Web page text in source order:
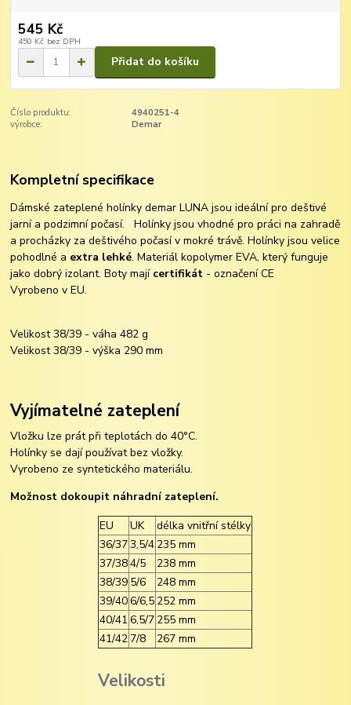
545 Kč
450 Kč bez DPH
Přidat do košíku
Číslo produktu:
4940251-4
výrobce:
Demar
Kompletní specifikace
Dámské zateplené holínky demar LUNA jsou ideální pro deštivé
jarní a podzimní počasí. Holínky jsou vhodné pro práci na zahradě
a procházky za deštivého počasí v mokré trávě. Holínky jsou velice
pohodlné a extra lehké. Materiál kopolymer EVA, který funguje
jako dobrý izolant. Boty mají certifikát - označení CE
Vyrobeno v EU.
Velikost 38/39 - váha 482 g
Velikost 38/39 - výška 290 mm
Vyjímatelné zateplení
Vložku lze prát při teplotách do 40°C.
Holínky se dají používat bez vložky.
Vyrobeno ze syntetického materiálu.
Možnost dokoupit náhradní zateplení.
Velikosti
EU UK
délka vnitřní stélky
36/373,5/4 235 mm
37/384/5
238 mm
38/39 5/6
248 mm
39/406/6,5 252 mm
40/41 6,5/7 255 mm
41/42 7/8 267 mm